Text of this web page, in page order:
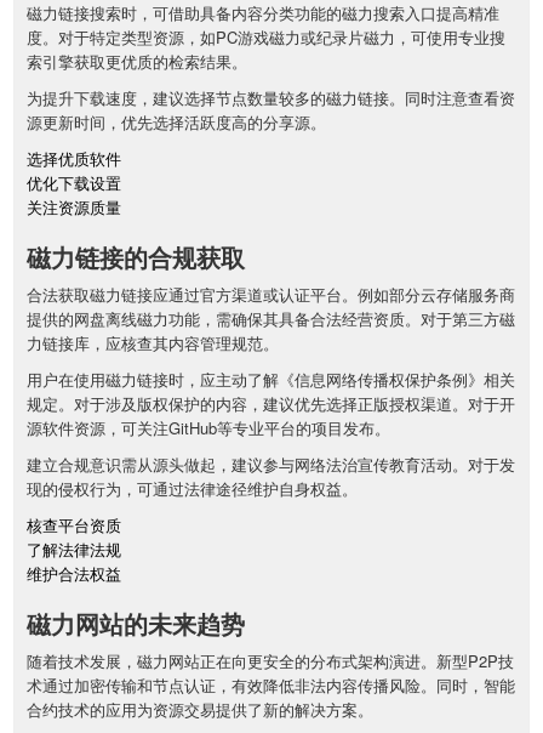
磁力链接搜索时，可借助具备内容分类功能的磁力搜索入口提高精准
度。对于特定类型资源，如PC游戏磁力或纪录片磁力，可使用专业搜
索引擎获取更优质的检索结果。
为提升下载速度，建议选择节点数量较多的磁力链接。同时注意查看资
源更新时间，优先选择活跃度高的分享源。
选择优质软件
优化下载设置
关注资源质量
磁力链接的合规获取
合法获取磁力链接应通过官方渠道或认证平台。例如部分云存储服务商
提供的网盘离线磁力功能，需确保其具备合法经营资质。对于第三方磁
力链接库，应核查其内容管理规范。
用户在使用磁力链接时，应主动了解《信息网络传播权保护条例》相关
规定。对于涉及版权保护的内容，建议优先选择正版授权渠道。对于开
源软件资源，可关注GitHub等专业平台的项目发布。
建立合规意识需从源头做起，建议参与网络法治宣传教育活动。对于发
现的侵权行为，可通过法律途径维护自身权益。
核查平台资质
了解法律法规
维护合法权益
磁力网站的未来趋势
随着技术发展，磁力网站正在向更安全的分布式架构演进。新型P2P技
术通过加密传输和节点认证，有效降低非法内容传播风险。同时，智能
合约技术的应用为资源交易提供了新的解决方案。